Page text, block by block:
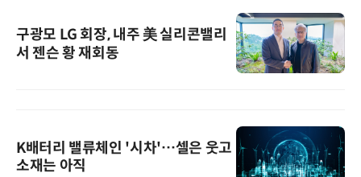
구광모 LG 회장, 내주 美 실리콘밸리
서 젠슨 황 재회동
K배터리 밸류체인 '시차'…셀은 웃고
소재는 아직